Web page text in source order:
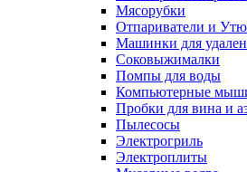
Мясорубки
Отпариватели и
Машинки для
Соковыжималки
Помпы для воды
Компьютерные
Пробки для вина и
Пылесосы
Электрогриль
Электроплиты